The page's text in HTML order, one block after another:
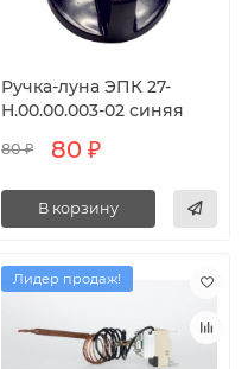
Ручка-луна ЭПК 27-
Н.00.00.003-02 синяя
80 ₽ 80 ₽
В корзину
Лидер продаж!